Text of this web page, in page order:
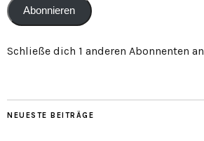
Abonnieren
Schließe dich 1 anderen Abonnenten an
NEUESTE BEITRÄGE